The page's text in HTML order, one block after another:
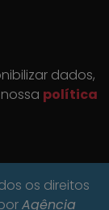
dados,
política
os direitos
Agência